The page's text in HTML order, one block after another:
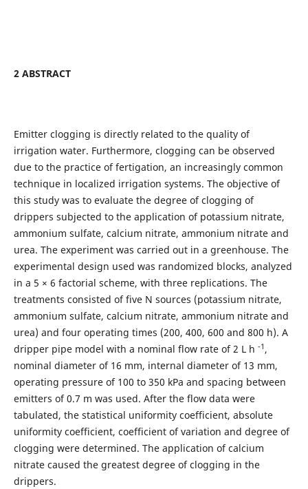
2 ABSTRACT
Emitter clogging is directly related to the quality of
irrigation water. Furthermore, clogging can be observed
due to the practice of fertigation, an increasingly common
technique in localized irrigation systems. The objective of
this study was to evaluate the degree of clogging of
drippers subjected to the application of potassium nitrate,
ammonium sulfate, calcium nitrate, ammonium nitrate and
urea. The experiment was carried out in a greenhouse. The
experimental design used was randomized blocks, analyzed
in a 5 × 6 factorial scheme, with three replications. The
treatments consisted of five N sources (potassium nitrate,
ammonium sulfate, calcium nitrate, ammonium nitrate and
urea) and four operating times (200, 400, 600 and 800 h). A
dripper pipe model with a nominal flow rate of 2 L h -1 ,
nominal diameter of 16 mm, internal diameter of 13 mm,
operating pressure of 100 to 350 kPa and spacing between
emitters of 0.7 m was used. After the flow data were
tabulated, the statistical uniformity coefficient, absolute
uniformity coefficient, coefficient of variation and degree of
clogging were determined. The application of calcium
nitrate caused the greatest degree of clogging in the
drippers.